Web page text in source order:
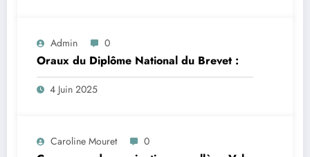
Admin 0
Oraux du Diplôme National du Brevet :
4 Juin 2025
Caroline Mouret 0